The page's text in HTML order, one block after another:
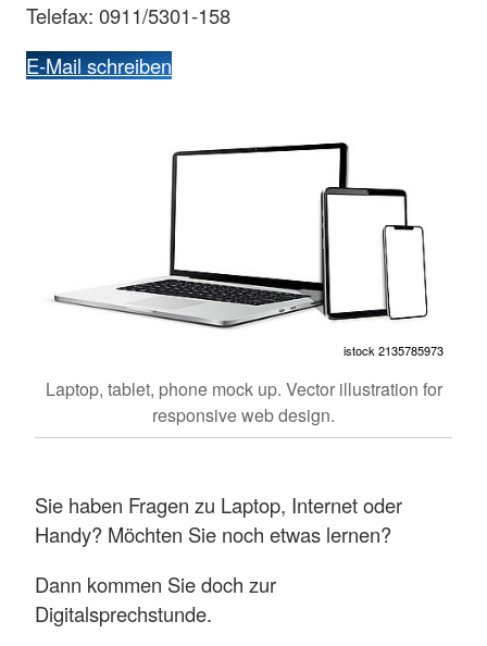
Telefax: 0911/5301-158
E-Mail schreiben
istock 2135785973
Laptop, tablet, phone mock up. Vector illustration for
responsive web design.
Sie haben Fragen zu Laptop, Internet oder
Handy? Möchten Sie noch etwas lernen?
Dann kommen Sie doch zur
Digitalsprechstunde.